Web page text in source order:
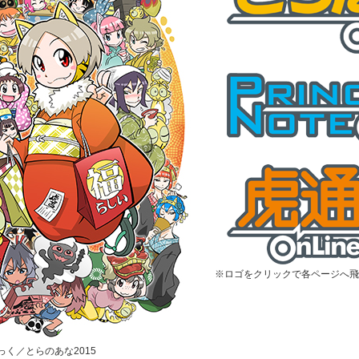
く／とらのあな2015
※ロゴをクリックで各ページへ